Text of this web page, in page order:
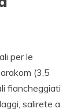
per le
(3,5
fiancheggiati
salirete a